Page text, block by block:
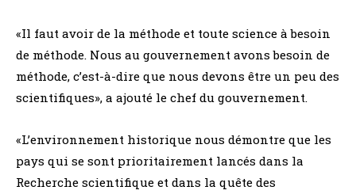
«Il faut avoir de la méthode et toute science à besoin
de méthode. Nous au gouvernement avons besoin de
méthode, c’est-à-dire que nous devons être un peu des
scientifiques», a ajouté le chef du gouvernement.
«L’environnement historique nous démontre que les
pays qui se sont prioritairement lancés dans la
Recherche scientifique et dans la quête des